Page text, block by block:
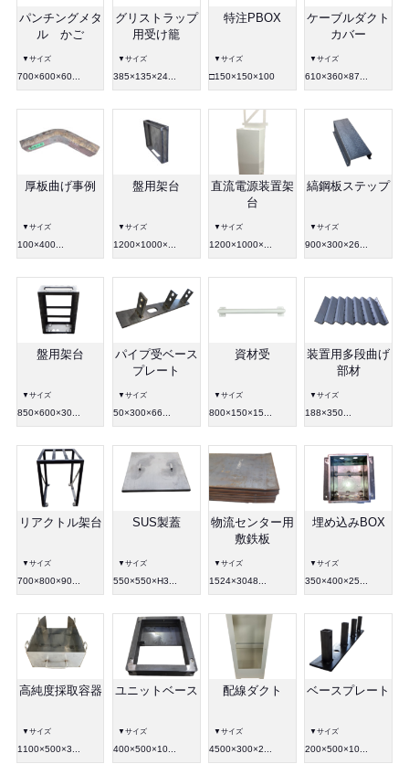
パンチングメタ
ル かご
▼サイズ
700×600×60...
グリストラップ
用受け籠
▼サイズ
385×135×24...
特注PBOX
▼サイズ
□150×150×100
ケーブルダクト
カバー
▼サイズ
610×360×87...
厚板曲げ事例
▼サイズ
100×400...
盤用架台
▼サイズ
1200×1000×...
直流電源装置架
台
▼サイズ
1200×1000×...
縞鋼板ステップ
▼サイズ
900×300×26...
盤用架台
▼サイズ
850×600×30...
パイプ受ベース
プレート
▼サイズ
50×300×66...
資材受
▼サイズ
800×150×15...
装置用多段曲げ
部材
▼サイズ
188×350...
リアクトル架台
▼サイズ
700×800×90...
SUS製蓋
▼サイズ
550×550×H3...
物流センター用
敷鉄板
▼サイズ
1524×3048...
埋め込みBOX
▼サイズ
350×400×25...
高純度採取容器
▼サイズ
1100×500×3...
ユニットベース
▼サイズ
400×500×10...
配線ダクト
▼サイズ
4500×300×2...
ベースプレート
▼サイズ
200×500×10...